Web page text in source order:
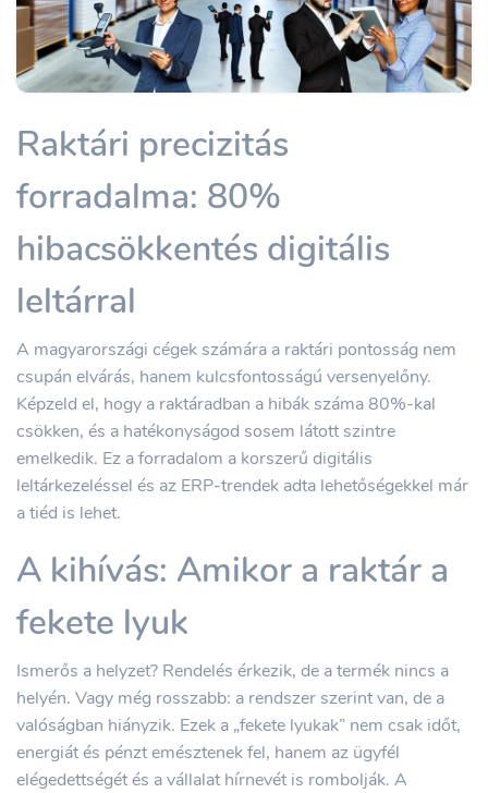
Raktári precizitás
forradalma: 80%
hibacsökkentés digitális
leltárral
A magyarországi cégek számára a raktári pontosság nem
csupán elvárás, hanem kulcsfontosságú versenyelőny.
Képzeld el, hogy a raktáradban a hibák száma 80%-kal
csökken, és a hatékonyságod sosem látott szintre
emelkedik. Ez a forradalom a korszerű digitális
leltárkezeléssel és az ERP-trendek adta lehetőségekkel már
a tiéd is lehet.
A kihívás: Amikor a raktár a
fekete lyuk
Ismerős a helyzet? Rendelés érkezik, de a termék nincs a
helyén. Vagy még rosszabb: a rendszer szerint van, de a
valóságban hiányzik. Ezek a „fekete lyukak” nem csak időt,
energiát és pénzt emésztenek fel, hanem az ügyfél
elégedettségét és a vállalat hírnevét is rombolják. A